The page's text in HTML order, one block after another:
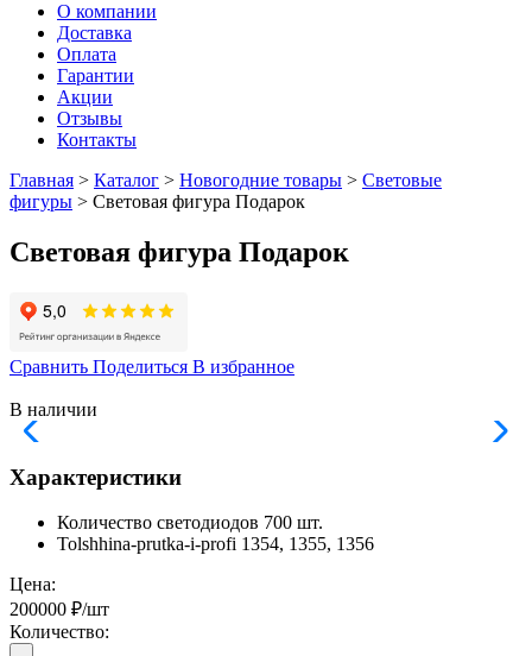
О компании
Доставка
Оплата
Гарантии
Акции
Отзывы
Контакты
Главная > Каталог > Новогодние товары > Световые
фигуры > Световая фигура Подарок
Световая фигура Подарок
Сравнить Поделиться В избранное
В наличии
Характеристики
Количество светодиодов 700 шт.
Tolshhina-prutka-i-profi 1354, 1355, 1356
Цена:
200000 ₽/шт
Количество: